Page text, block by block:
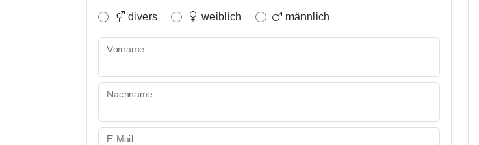
divers weiblich männlich
Vorname
Nachname
E-Mail